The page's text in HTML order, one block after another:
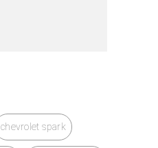
chevrolet spark